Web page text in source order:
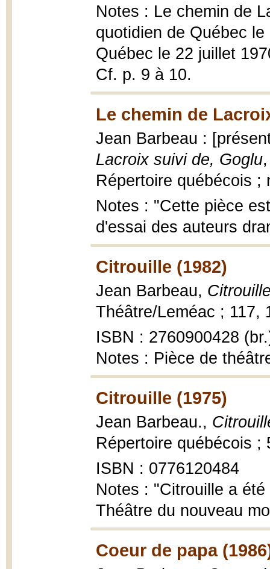
Notes : Le chemin de
quotidien de Québec
Québec le 22 juillet
Cf. p. 9 à 10.
Le chemin de
Jean Barbeau :
Lacroix suivi de, Goglu
Répertoire québécois
Notes : "Cette pièce
d'essai des auteurs
Citrouille (1982)
Jean Barbeau,
Théâtre/Leméac ; 117,
ISBN : 2760900428
Notes : Pièce de
Citrouille (1975)
Jean Barbeau.,
Répertoire québécois ;
ISBN : 0776120484
Notes : "Citrouille a
Théâtre du nouveau
Coeur de papa